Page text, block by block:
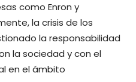
como Enron y
la crisis de los
la responsabilidad
la sociedad y con el
en el ámbito